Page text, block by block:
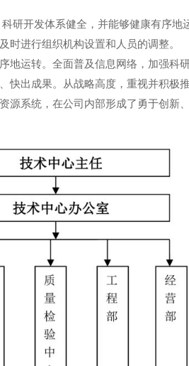
2 3
开发体系健全，并能够健康有序地
时进行组织机构设置和人员的调整。
运转。全面普及信息网络，加强科
出成果。从战略高度，重视并积极
系统，在公司内部形成了勇于创新